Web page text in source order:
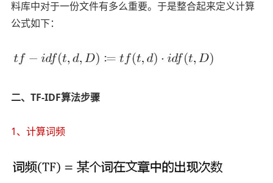
料库中对于一份文件有多么重要。于是整合起来定义计算
公式如下：
二、TF-IDF算法步骤
1、计算词频